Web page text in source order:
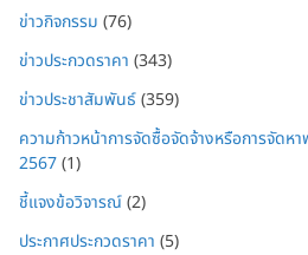
ข่าวกิจกรรม (76)
ข่าวประกวดราคา (343)
ข่าวประชาสัมพันธ์(359)
ความก้าวหน้าการจัดซื้อจัดจ้างหรือการจัด
2567(1)
ชี้แจงข้อวิจารณ์(2)
ประกาศประกวดราคา (5)